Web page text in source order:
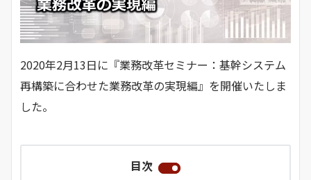
2020年2月13日に『業務改革セミナー：基幹システム
再構築に合わせた業務改革の実現編』を開催いたしま
した。
目次